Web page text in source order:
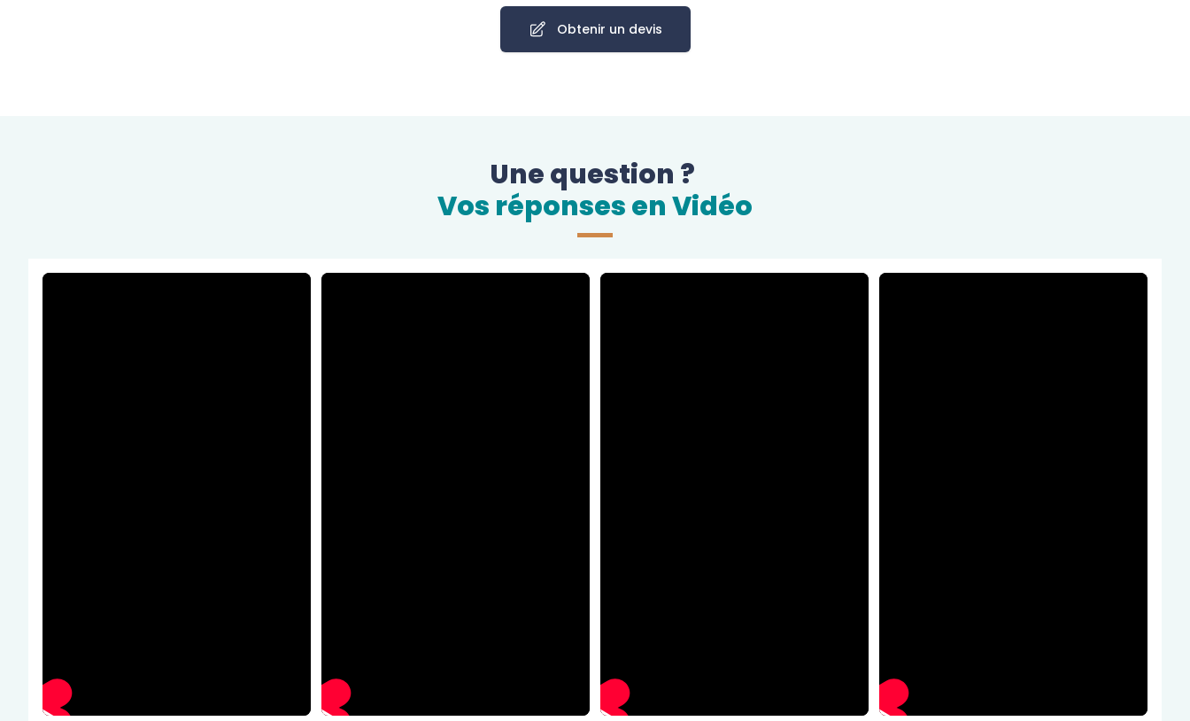
Obtenir un devis
Une question ?
Vos réponses en Vidéo